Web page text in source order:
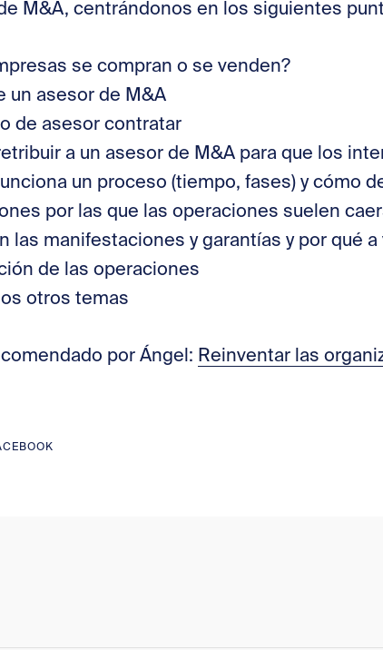
M&A, centrándonos en los siguientes
se compran o se venden?
un asesor de M&A
de asesor contratar
a un asesor de M&A para que los
un proceso (tiempo, fases) y cómo
por las que las operaciones suelen
las manifestaciones y garantías y por qué
de las operaciones
otros temas
por Ángel: Reinventar las